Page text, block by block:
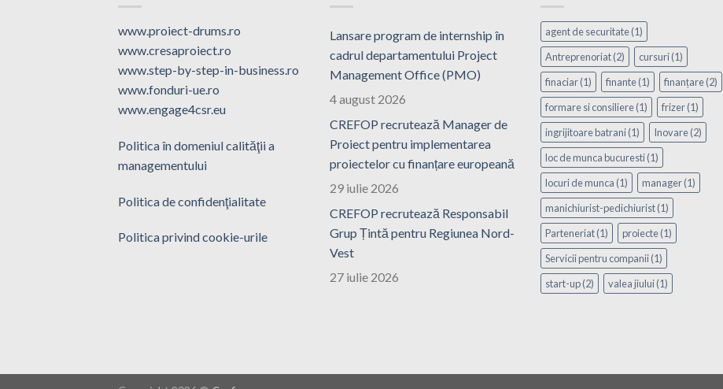
www.proiect-drums.ro
www.cresaproiect.ro
www.step-by-step-in-business.ro
www.fonduri-ue.ro
www.engage4csr.eu
Politica în domeniul calităţii a
managementului
Politica de confidenţialitate
Politica privind cookie-urile
Lansare program de internship în
cadrul departamentului Project
Management Office (PMO)
4 august 2026
CREFOP recrutează Manager de
Proiect pentru implementarea
proiectelor cu finanțare europeană
29 iulie 2026
CREFOP recrutează Responsabil
Grup Țintă pentru Regiunea Nord-
Vest
27 iulie 2026
agent de securitate(1)
Antreprenoriat(2) cursuri(1)
finaciar(1) finante(1) finanțare(2)
formare si consiliere(1) frizer(1)
ingrijitoare batrani(1) Inovare(2)
loc de munca bucuresti(1)
locuri de munca (1) manager(1)
manichiurist-pedichiurist(1)
Parteneriat(1) proiecte(1)
Servicii pentru companii(1)
start-up(2) valea jiului(1)